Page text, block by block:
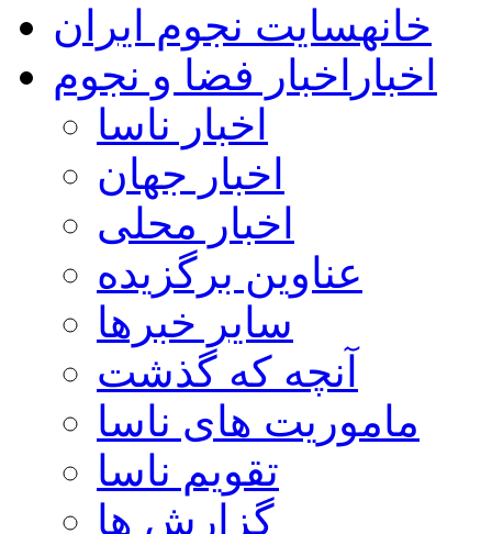
خانهسایت نجوم ایران
اخبار اخبار فضا و نجوم
اخبار ناسا
اخبار جهان
اخبار محلی
عناوین برگزیده
سایر خبرها
آنچه که گذشت
ماموریت های ناسا
تقویم ناسا
گزارش ها